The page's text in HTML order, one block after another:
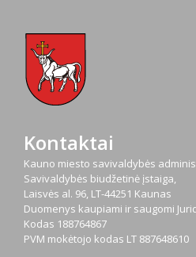
Kontaktai
Kauno miesto savivaldybės
Savivaldybės biudžetinė įstaiga,
Laisvės al. 96, LT-44251 Kaunas
Duomenys kaupiami ir saugomi
Kodas 188764867
PVM mokėtojo kodas LT 887648610